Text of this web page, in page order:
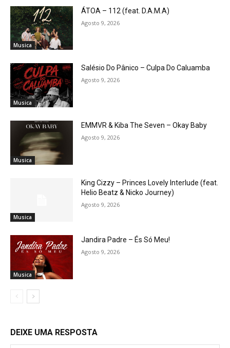
Musica
ÁTOA – 112 (feat. D.A.M.A)
Agosto 9, 2026
Musica
Salésio Do Pânico – Culpa Do Caluamba
Agosto 9, 2026
Musica
EMMVR & Kiba The Seven – Okay Baby
Agosto 9, 2026
Musica
King Cizzy – Princes Lovely Interlude (feat.
Helio Beatz & Nicko Journey)
Agosto 9, 2026
Musica
Jandira Padre – És Só Meu!
Agosto 9, 2026
DEIXE UMA RESPOSTA